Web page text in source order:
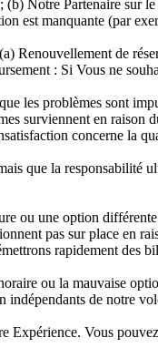
Notre Partenaire sur
est manquante (par
Renouvellement de
: Si Vous ne
les problèmes sont
surviennent en raison
concerne la
que la responsabilité
ou une option
pas sur place en
rapidement des
ou la mauvaise
de notre
Expérience. Vous